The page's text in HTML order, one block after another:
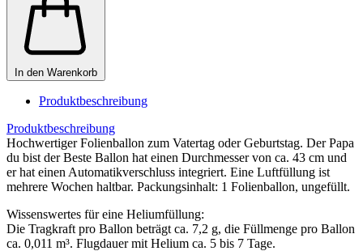
In den Warenkorb
Produktbeschreibung
Produktbeschreibung
Hochwertiger Folienballon zum Vatertag oder Geburtstag. Der Papa
du bist der Beste Ballon hat einen Durchmesser von ca. 43 cm und
er hat einen Automatikverschluss integriert. Eine Luftfüllung ist
mehrere Wochen haltbar. Packungsinhalt: 1 Folienballon, ungefüllt.
Wissenswertes für eine Heliumfüllung:
Die Tragkraft pro Ballon beträgt ca. 7,2 g, die Füllmenge pro Ballon
ca. 0,011 m³. Flugdauer mit Helium ca. 5 bis 7 Tage.